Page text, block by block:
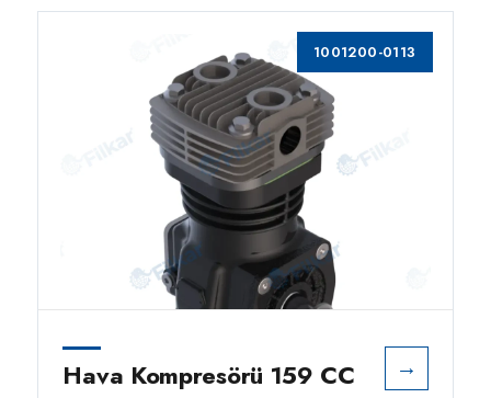
1001200-0113
Hava Kompresörü 159 CC →